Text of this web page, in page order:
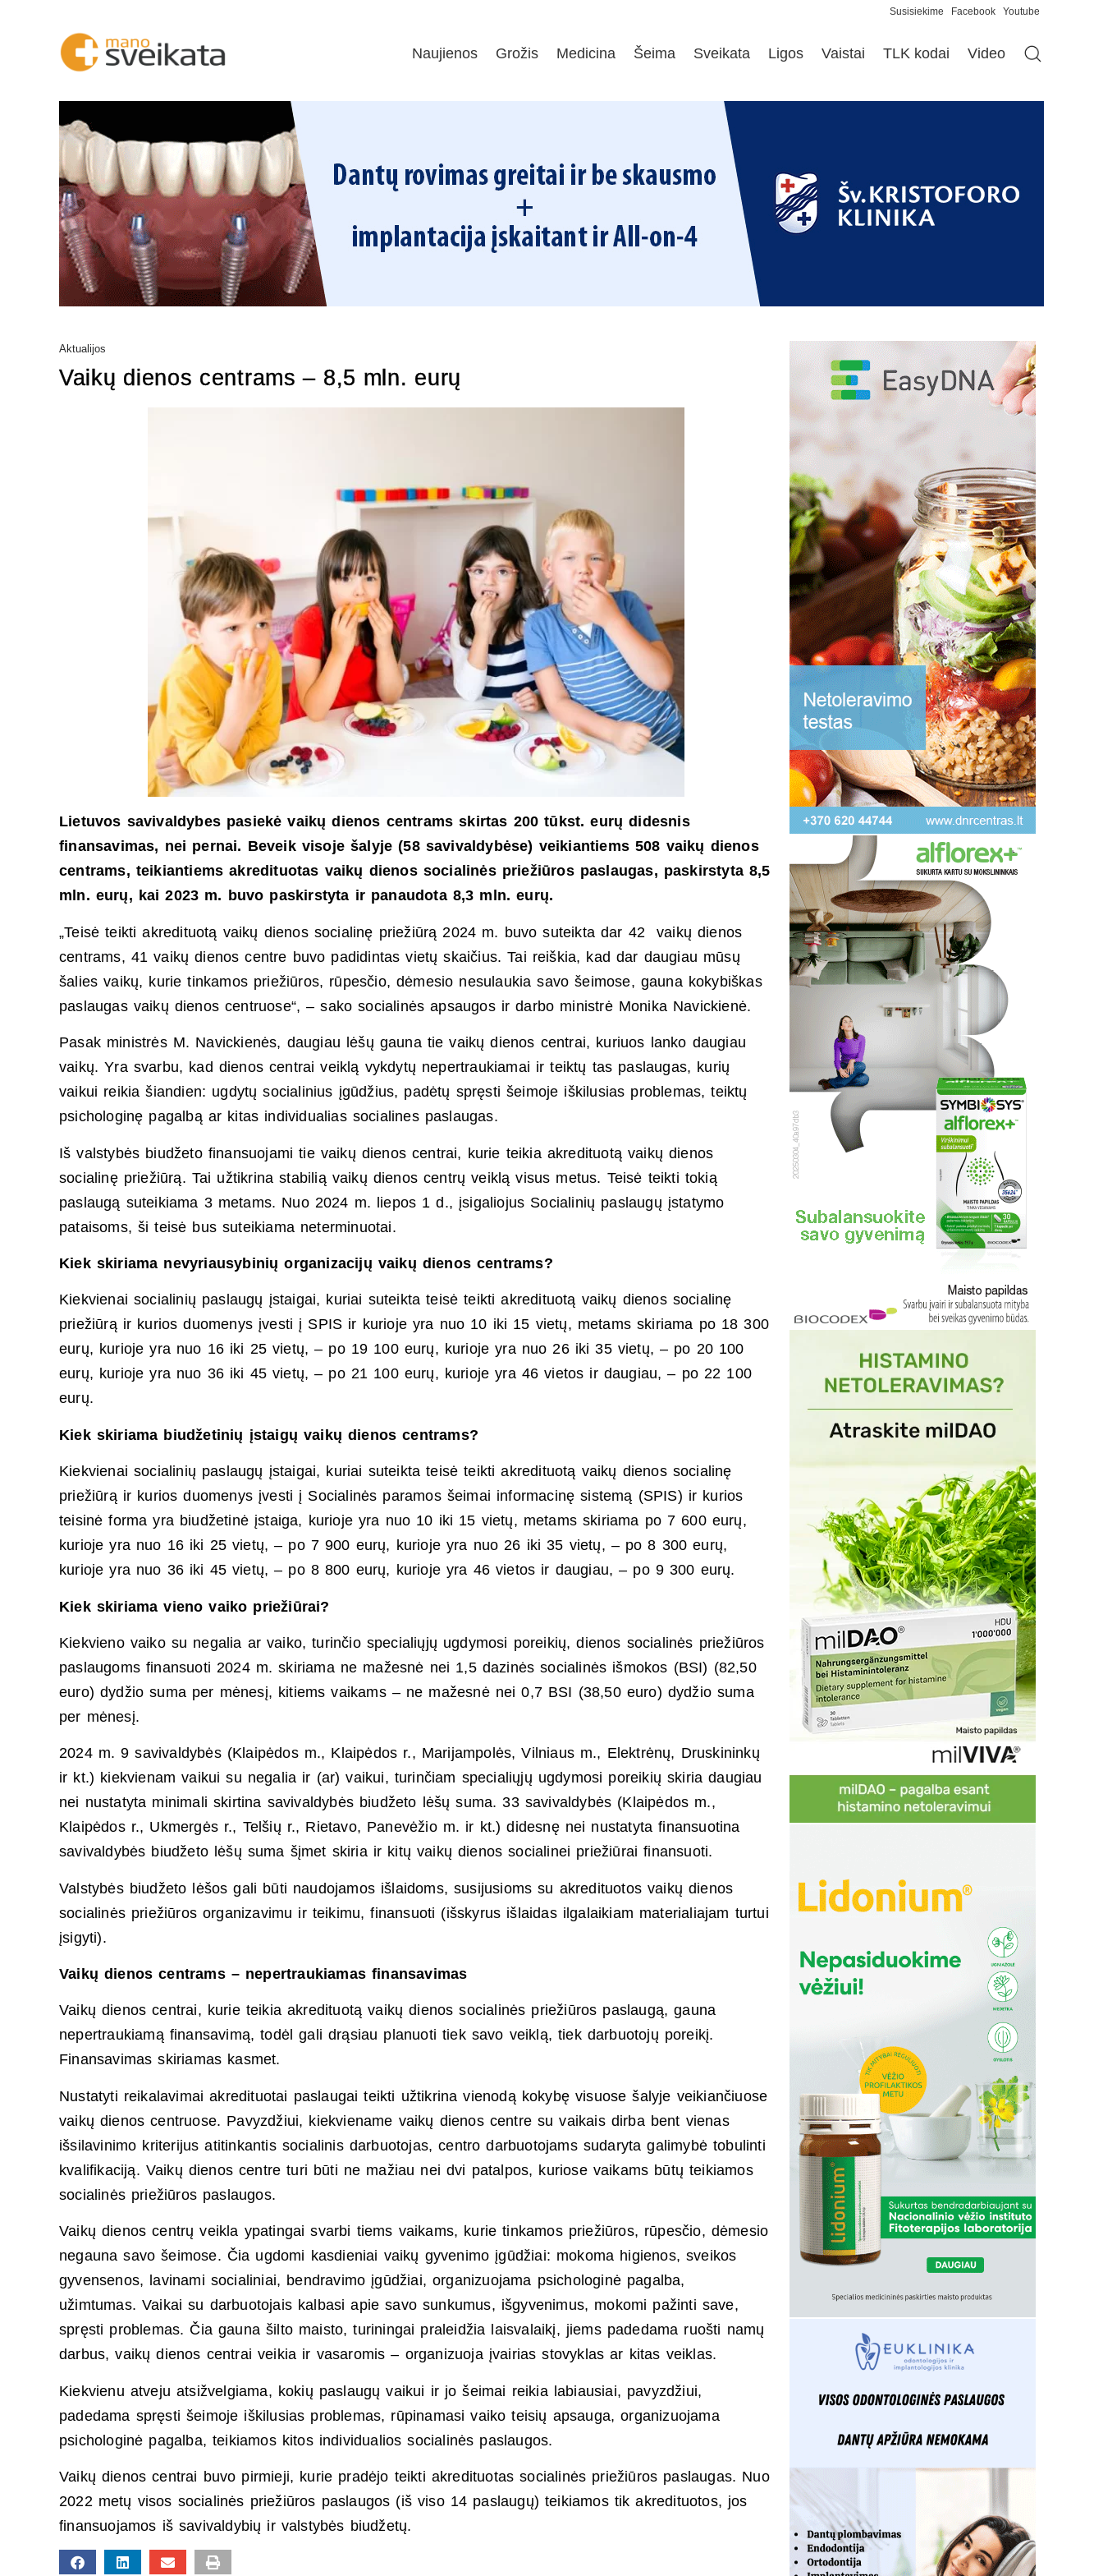
Susisiekime Facebook Youtube
Naujienos Grožis Medicina Šeima Sveikata Ligos Vaistai TLK kodai Video
Aktualijos
Vaikų dienos centrams – 8,5 mln. eurų
Lietuvos savivaldybes pasiekė vaikų dienos centrams skirtas 200 tūkst. eurų didesnis
finansavimas, nei pernai. Beveik visoje šalyje (58 savivaldybėse) veikiantiems 508 vaikų dienos
centrams, teikiantiems akredituotas vaikų dienos socialinės priežiūros paslaugas, paskirstyta 8,5
mln. eurų, kai 2023 m. buvo paskirstyta ir panaudota 8,3 mln. eurų.
„Teisė teikti akredituotą vaikų dienos socialinę priežiūrą 2024 m. buvo suteikta dar 42 vaikų dienos
centrams, 41 vaikų dienos centre buvo padidintas vietų skaičius. Tai reiškia, kad dar daugiau mūsų
šalies vaikų, kurie tinkamos priežiūros, rūpesčio, dėmesio nesulaukia savo šeimose, gauna kokybiškas
paslaugas vaikų dienos centruose“, – sako socialinės apsaugos ir darbo ministrė Monika Navickienė.
Pasak ministrės M. Navickienės, daugiau lėšų gauna tie vaikų dienos centrai, kuriuos lanko daugiau
vaikų. Yra svarbu, kad dienos centrai veiklą vykdytų nepertraukiamai ir teiktų tas paslaugas, kurių
vaikui reikia šiandien: ugdytų socialinius įgūdžius, padėtų spręsti šeimoje iškilusias problemas, teiktų
psichologinę pagalbą ar kitas individualias socialines paslaugas.
Iš valstybės biudžeto finansuojami tie vaikų dienos centrai, kurie teikia akredituotą vaikų dienos
socialinę priežiūrą. Tai užtikrina stabilią vaikų dienos centrų veiklą visus metus. Teisė teikti tokią
paslaugą suteikiama 3 metams. Nuo 2024 m. liepos 1 d., įsigaliojus Socialinių paslaugų įstatymo
pataisoms, ši teisė bus suteikiama neterminuotai.
Kiek skiriama nevyriausybinių organizacijų vaikų dienos centrams?
Kiekvienai socialinių paslaugų įstaigai, kuriai suteikta teisė teikti akredituotą vaikų dienos socialinę
priežiūrą ir kurios duomenys įvesti į SPIS ir kurioje yra nuo 10 iki 15 vietų, metams skiriama po 18 300
eurų, kurioje yra nuo 16 iki 25 vietų, – po 19 100 eurų, kurioje yra nuo 26 iki 35 vietų, – po 20 100
eurų, kurioje yra nuo 36 iki 45 vietų, – po 21 100 eurų, kurioje yra 46 vietos ir daugiau, – po 22 100
eurų.
Kiek skiriama biudžetinių įstaigų vaikų dienos centrams?
Kiekvienai socialinių paslaugų įstaigai, kuriai suteikta teisė teikti akredituotą vaikų dienos socialinę
priežiūrą ir kurios duomenys įvesti į Socialinės paramos šeimai informacinę sistemą (SPIS) ir kurios
teisinė forma yra biudžetinė įstaiga, kurioje yra nuo 10 iki 15 vietų, metams skiriama po 7 600 eurų,
kurioje yra nuo 16 iki 25 vietų, – po 7 900 eurų, kurioje yra nuo 26 iki 35 vietų, – po 8 300 eurų,
kurioje yra nuo 36 iki 45 vietų, – po 8 800 eurų, kurioje yra 46 vietos ir daugiau, – po 9 300 eurų.
Kiek skiriama vieno vaiko priežiūrai?
Kiekvieno vaiko su negalia ar vaiko, turinčio specialiųjų ugdymosi poreikių, dienos socialinės priežiūros
paslaugoms finansuoti 2024 m. skiriama ne mažesnė nei 1,5 dazinės socialinės išmokos (BSI) (82,50
euro) dydžio suma per mėnesį, kitiems vaikams – ne mažesnė nei 0,7 BSI (38,50 euro) dydžio suma
per mėnesį.
2024 m. 9 savivaldybės (Klaipėdos m., Klaipėdos r., Marijampolės, Vilniaus m., Elektrėnų, Druskininkų
ir kt.) kiekvienam vaikui su negalia ir (ar) vaikui, turinčiam specialiųjų ugdymosi poreikių skiria daugiau
nei nustatyta minimali skirtina savivaldybės biudžeto lėšų suma. 33 savivaldybės (Klaipėdos m.,
Klaipėdos r., Ukmergės r., Telšių r., Rietavo, Panevėžio m. ir kt.) didesnę nei nustatyta finansuotina
savivaldybės biudžeto lėšų suma šįmet skiria ir kitų vaikų dienos socialinei priežiūrai finansuoti.
Valstybės biudžeto lėšos gali būti naudojamos išlaidoms, susijusioms su akredituotos vaikų dienos
socialinės priežiūros organizavimu ir teikimu, finansuoti (išskyrus išlaidas ilgalaikiam materialiajam turtui
įsigyti).
Vaikų dienos centrams – nepertraukiamas finansavimas
Vaikų dienos centrai, kurie teikia akredituotą vaikų dienos socialinės priežiūros paslaugą, gauna
nepertraukiamą finansavimą, todėl gali drąsiau planuoti tiek savo veiklą, tiek darbuotojų poreikį.
Finansavimas skiriamas kasmet.
Nustatyti reikalavimai akredituotai paslaugai teikti užtikrina vienodą kokybę visuose šalyje veikiančiuose
vaikų dienos centruose. Pavyzdžiui, kiekviename vaikų dienos centre su vaikais dirba bent vienas
išsilavinimo kriterijus atitinkantis socialinis darbuotojas, centro darbuotojams sudaryta galimybė tobulinti
kvalifikaciją. Vaikų dienos centre turi būti ne mažiau nei dvi patalpos, kuriose vaikams būtų teikiamos
socialinės priežiūros paslaugos.
Vaikų dienos centrų veikla ypatingai svarbi tiems vaikams, kurie tinkamos priežiūros, rūpesčio, dėmesio
negauna savo šeimose. Čia ugdomi kasdieniai vaikų gyvenimo įgūdžiai: mokoma higienos, sveikos
gyvensenos, lavinami socialiniai, bendravimo įgūdžiai, organizuojama psichologinė pagalba,
užimtumas. Vaikai su darbuotojais kalbasi apie savo sunkumus, išgyvenimus, mokomi pažinti save,
spręsti problemas. Čia gauna šilto maisto, turiningai praleidžia laisvalaikį, jiems padedama ruošti namų
darbus, vaikų dienos centrai veikia ir vasaromis – organizuoja įvairias stovyklas ar kitas veiklas.
Kiekvienu atveju atsižvelgiama, kokių paslaugų vaikui ir jo šeimai reikia labiausiai, pavyzdžiui,
padedama spręsti šeimoje iškilusias problemas, rūpinamasi vaiko teisių apsauga, organizuojama
psichologinė pagalba, teikiamos kitos individualios socialinės paslaugos.
Vaikų dienos centrai buvo pirmieji, kurie pradėjo teikti akredituotas socialinės priežiūros paslaugas. Nuo
2022 metų visos socialinės priežiūros paslaugos (iš viso 14 paslaugų) teikiamos tik akredituotos, jos
finansuojamos iš savivaldybių ir valstybės biudžetų.